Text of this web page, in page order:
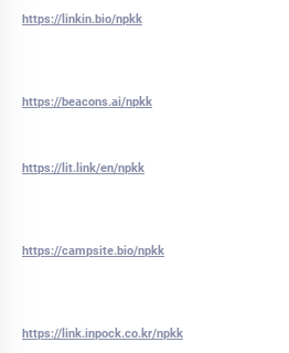
https://linkin.bio/npkk
https://beacons.ai/npkk
https://lit.link/en/npkk
https://campsite.bio/npkk
https://link.inpock.co.kr/npkk